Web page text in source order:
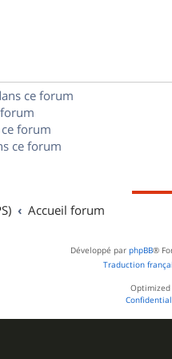
ce forum
forum
ce forum
Accueil forum
Développé par phpBB®
Traduction
Optimized